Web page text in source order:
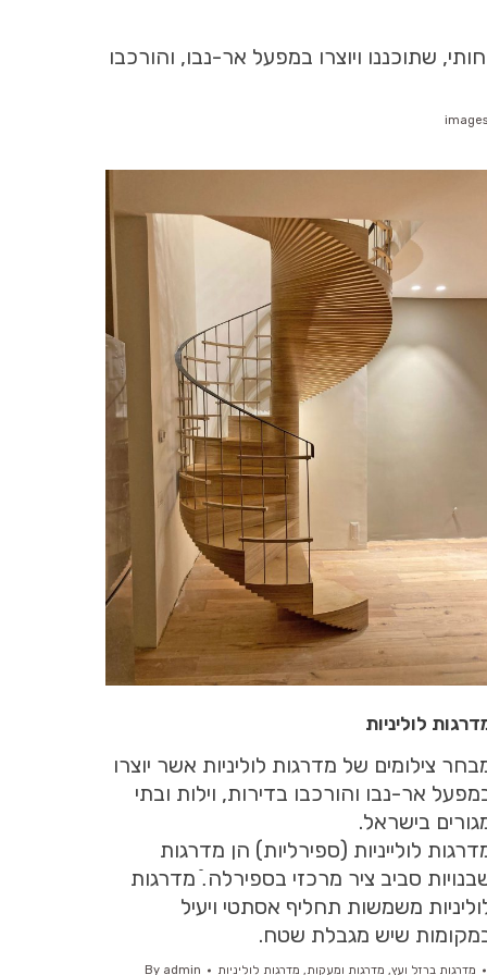
שתוכננו ויוצרו במפעל אר-נבו, והורכבו
לוליניות
צילומים של מדרגות לוליניות אשר יוצרו
אר-נבו והורכבו בדירות, וילות ובתי
בישראל.
לולייניות (ספירליות) הן מדרגות
סביב ציר מרכזי בספירלה.ֿ מדרגות
משמשות תחליף אסתטי ויעיל
שיש מגבלת שטח.
מדרגות ברזל ועץ, מדרגות ומעקות, מדרגות לוליניות By admin